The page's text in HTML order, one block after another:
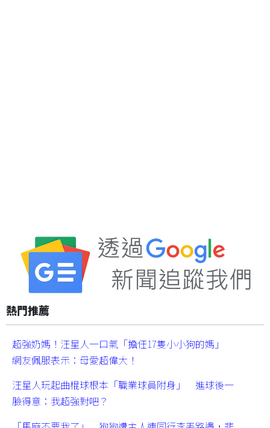
熱門推薦
超強奶媽！汪星人一口氣「擔任17隻小小狗的媽」
網友佩服表示：母愛超偉大！
汪星人玩起曲棍球根本「職業球員附身」 進球後一
臉得意：我超強對吧？